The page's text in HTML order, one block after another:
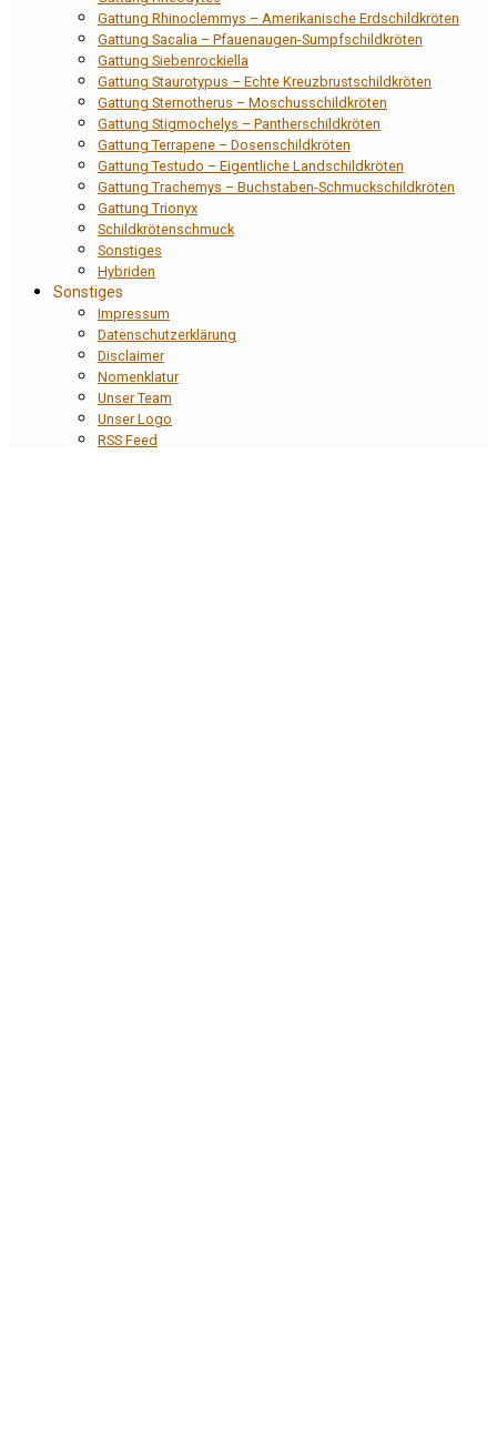
Gattung Rhinoclemmys – Amerikanische Erdschildkröten
Gattung Sacalia – Pfauenaugen-Sumpfschildkröten
Gattung Siebenrockiella
Gattung Staurotypus – Echte Kreuzbrustschildkröten
Gattung Sternotherus – Moschusschildkröten
Gattung Stigmochelys – Pantherschildkröten
Gattung Terrapene – Dosenschildkröten
Gattung Testudo – Eigentliche Landschildkröten
Gattung Trachemys – Buchstaben-Schmuckschildkröten
Gattung Trionyx
Schildkrötenschmuck
Sonstiges
Hybriden
Sonstiges
Impressum
Datenschutzerklärung
Disclaimer
Nomenklatur
Unser Team
Unser Logo
RSS Feed